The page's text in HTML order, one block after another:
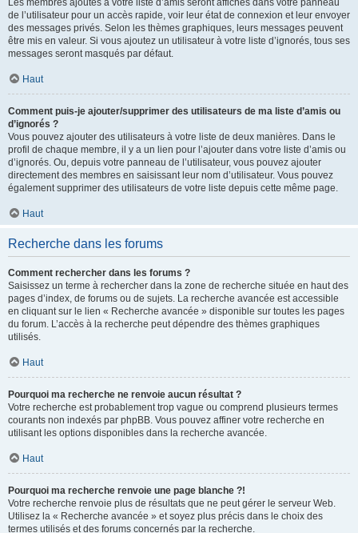
Les membres ajoutés à votre liste d’amis seront affichés dans votre panneau
de l’utilisateur pour un accès rapide, voir leur état de connexion et leur envoyer
des messages privés. Selon les thèmes graphiques, leurs messages peuvent
être mis en valeur. Si vous ajoutez un utilisateur à votre liste d’ignorés, tous ses
messages seront masqués par défaut.
Haut
Comment puis-je ajouter/supprimer des utilisateurs de ma liste d’amis ou
d’ignorés ?
Vous pouvez ajouter des utilisateurs à votre liste de deux manières. Dans le
profil de chaque membre, il y a un lien pour l’ajouter dans votre liste d’amis ou
d’ignorés. Ou, depuis votre panneau de l’utilisateur, vous pouvez ajouter
directement des membres en saisissant leur nom d’utilisateur. Vous pouvez
également supprimer des utilisateurs de votre liste depuis cette même page.
Haut
Recherche dans les forums
Comment rechercher dans les forums ?
Saisissez un terme à rechercher dans la zone de recherche située en haut des
pages d’index, de forums ou de sujets. La recherche avancée est accessible
en cliquant sur le lien « Recherche avancée » disponible sur toutes les pages
du forum. L’accès à la recherche peut dépendre des thèmes graphiques
utilisés.
Haut
Pourquoi ma recherche ne renvoie aucun résultat ?
Votre recherche est probablement trop vague ou comprend plusieurs termes
courants non indexés par phpBB. Vous pouvez affiner votre recherche en
utilisant les options disponibles dans la recherche avancée.
Haut
Pourquoi ma recherche renvoie une page blanche ?!
Votre recherche renvoie plus de résultats que ne peut gérer le serveur Web.
Utilisez la « Recherche avancée » et soyez plus précis dans le choix des
termes utilisés et des forums concernés par la recherche.